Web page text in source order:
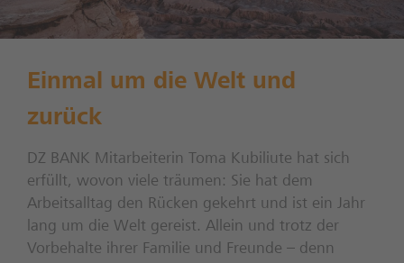
Einmal um die Welt und
zurück
DZ BANK Mitarbeiterin Toma Kubiliute hat sich
erfüllt, wovon viele träumen: Sie hat dem
Arbeitsalltag den Rücken gekehrt und ist ein Jahr
lang um die Welt gereist. Allein und trotz der
Vorbehalte ihrer Familie und Freunde – denn